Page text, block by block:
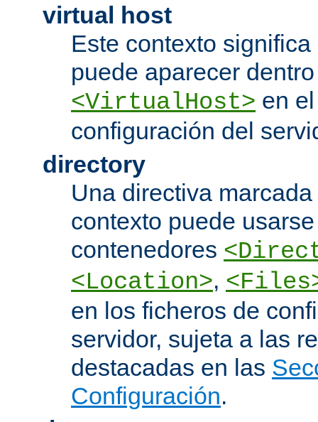
virtual host
Este contexto
puede aparecer
<VirtualHost> en
configuración del
directory
Una directiva
contexto puede
contenedores
<Location>,
en los ficheros de
servidor, sujeta a las
destacadas en las
Configuración.